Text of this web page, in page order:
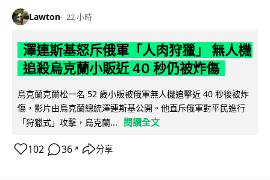
Lawton 22 小時
澤連斯基怒斥俄軍「人肉狩獵」 無人機
追殺烏克蘭小販近 40 秒仍被炸傷
烏克蘭克爾松一名 52 歲小販被俄軍無人機追擊近 40 秒後被炸
傷，影片由烏克蘭總統澤連斯基公開。他直斥俄軍對平民進行
「狩獵式」攻擊，烏克蘭...
閱讀全文
102 36 ↗ 分享